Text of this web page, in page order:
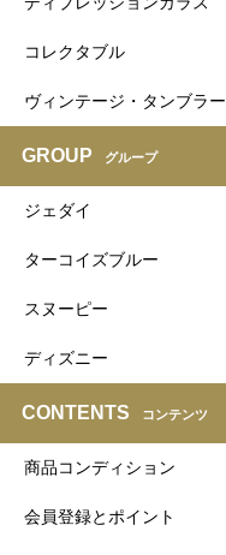
コレクタブル
ヴィンテージ・タンブラー
GROUP グループ
ジェダイ
ターコイズブルー
スヌーピー
ディズニー
CONTENTS コンテンツ
商品コンディション
会員登録とポイント